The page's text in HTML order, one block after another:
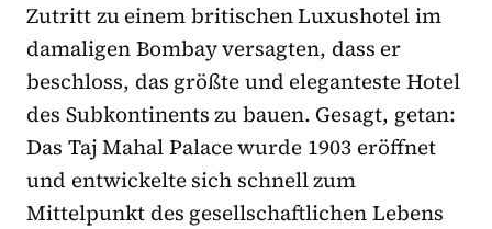
Zutritt zu einem britischen Luxushotel im
damaligen Bombay versagten, dass er
beschloss, das größte und eleganteste Hotel
des Subkontinents zu bauen. Gesagt, getan:
Das Taj Mahal Palace wurde 1903 eröffnet
und entwickelte sich schnell zum
Mittelpunkt des gesellschaftlichen Lebens